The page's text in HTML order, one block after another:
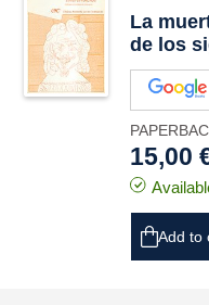
La
de los
15,00
Add to